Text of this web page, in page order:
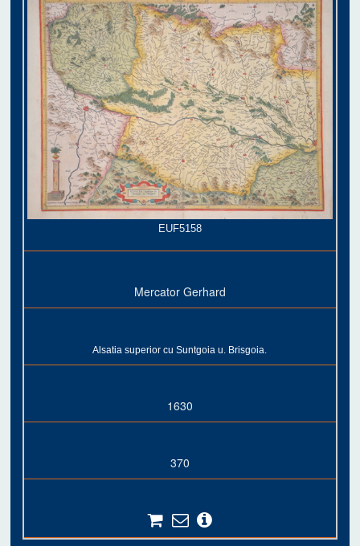
EUF5158
Mercator Gerhard
Alsatia superior cu Suntgoia u. Brisgoia.
1630
370